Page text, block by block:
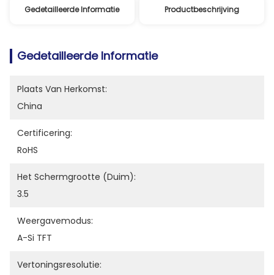
Gedetailleerde Informatie Productbeschrijving
Gedetailleerde Informatie
Plaats Van Herkomst:
China
Certificering:
RoHS
Het Schermgrootte (duim):
3.5
Weergavemodus:
A-Si TFT
Vertoningsresolutie: